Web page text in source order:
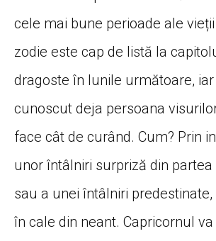
cele mai bune perioade ale
zodie este cap de listă la
dragoste în lunile următoare,
cunoscut deja persoana
face cât de curând. Cum? Prin
unor întâlniri surpriză din
sau a unei întâlniri
în cale din neant. Capricornul